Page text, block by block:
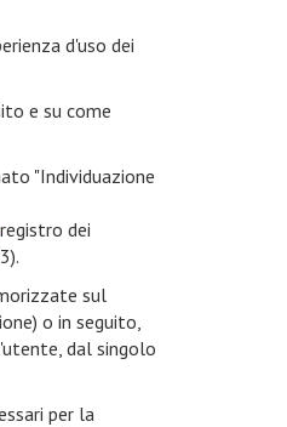
d'uso dei
e su come
"Individuazione
dei
sul
o in seguito,
dal singolo
per la